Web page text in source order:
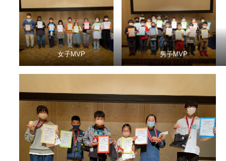
女子MVP 男子MVP